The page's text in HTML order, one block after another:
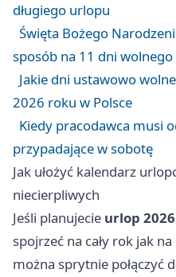
długiego urlopu
Święta Bożego
sposób na 11 dni wolnego
Jakie dni ustawowo
2026 roku w Polsce
Kiedy pracodawca musi
przypadające w sobotę
Jak ułożyć kalendarz
niecierpliwych
Jeśli planujecie urlop 2026
spojrzeć na cały rok jak
można sprytnie połączyć